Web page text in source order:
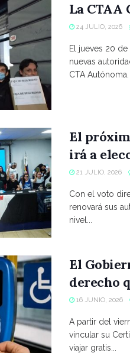
La CTAA
24 JULIO, 2026
El jueves 20
nuevas
CTA Autónoma.
El
irá a
21 JULIO, 2026
Con el voto
renovará sus
nivel...
El
derecho
16 JUNIO, 2026
A partir del
vincular su
viajar gratis...